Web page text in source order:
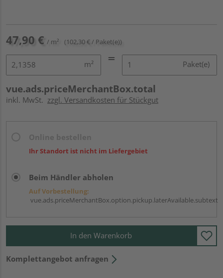
47,90 € / m² (102,30 € / Paket(e))
m² Paket(e)
vue.ads.priceMerchantBox.total
inkl. MwSt. zzgl. Versandkosten für Stückgut
Ihr Standort ist nicht im Liefergebiet
Beim Händler abholen
Auf Vorbestellung:
vue.ads.priceMerchantBox.option.pickup.laterAvailable.subtext
In den Warenkorb
Komplettangebot anfragen